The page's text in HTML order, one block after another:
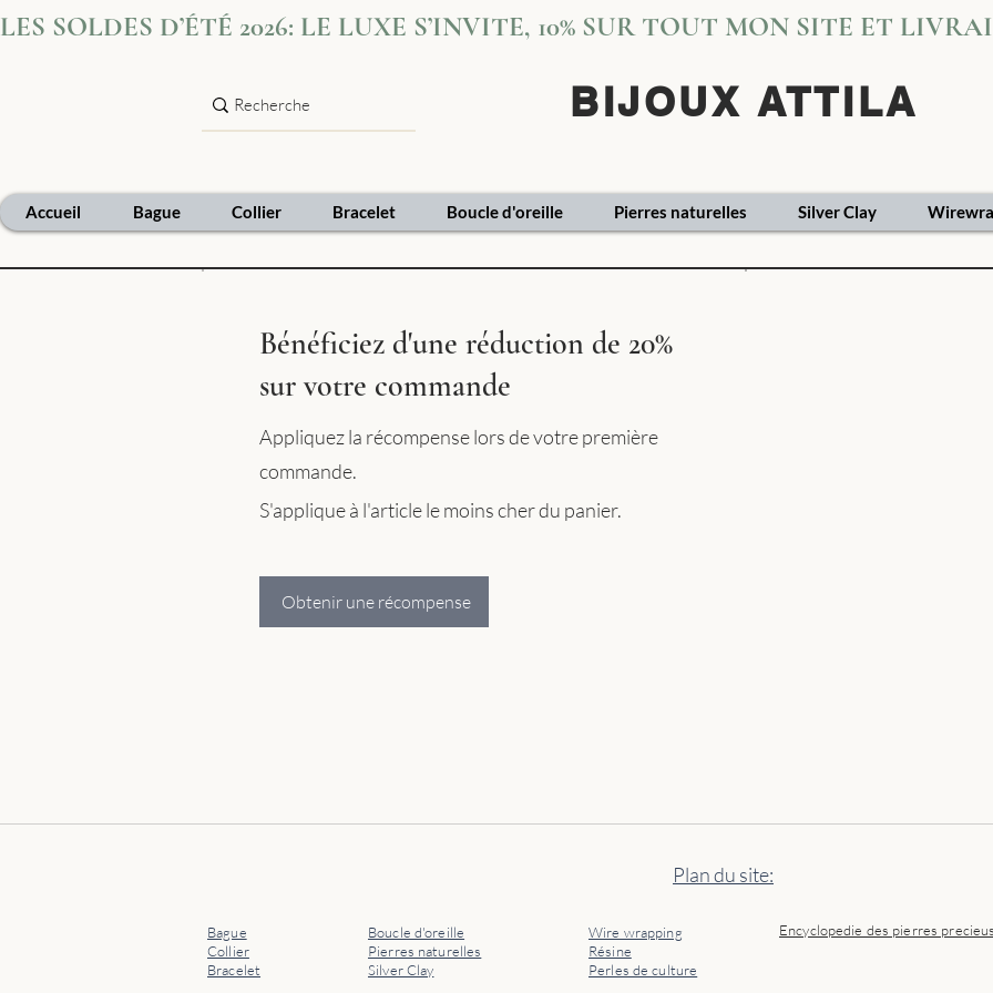
LES SOLDES D’ÉTÉ 2026: LE LUXE S’INVITE, 10% SUR TOUT MON SITE ET
BIJOUX ATTILA
Accueil Bague Collier Bracelet Boucle d'oreille Pierres naturelles Silver Clay
Bénéficiez d'une réduction de 20%
sur votre commande
Appliquez la récompense lors de votre première
commande.
Obtenir une récompense
S'applique à l'article le moins cher du panier.
Plan du site:
Bague
Boucle d'oreille
Collier
Pierres naturelles
Bracelet
Silver Clay
Wire wrapping
Encyclopedie des pierres
Résine
Perles de culture